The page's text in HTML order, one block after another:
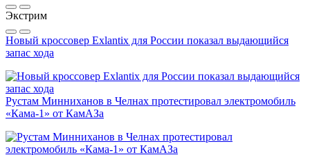
Экстрим
Новый кроссовер Exlantix для России показал выдающийся
запас хода
Рустам Минниханов в Челнах протестировал электромобиль
«Кама-1» от КамАЗа